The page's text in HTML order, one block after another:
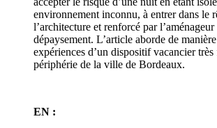
environnement inconnu, à entrer dans le
l’architecture et renforcé par
dépaysement. L’article aborde de
expériences d’un dispositif vacancier très
périphérie de la ville de Bordeaux.
EN :